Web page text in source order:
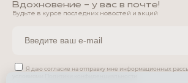
Вдохновение - у вас в почте!
Будьте в курсе последних новостей и акций
Я даю согласие на отправку мне информационных